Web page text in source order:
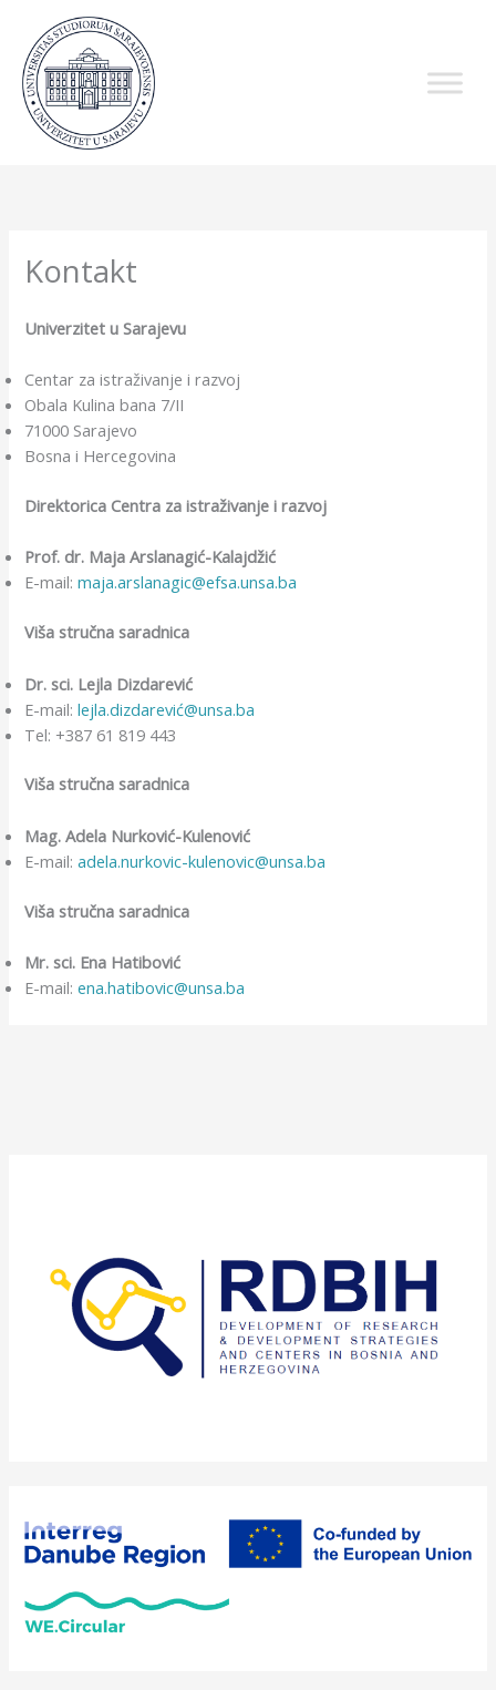
content
Kontakt
Univerzitet u Sarajevu
Centar za istraživanje i razvoj
Obala Kulina bana 7/II
71000 Sarajevo
Bosna i Hercegovina
Direktorica Centra za istraživanje i razvoj
Prof. dr. Maja Arslanagić-Kalajdžić
E-mail:maja.arslanagic@efsa.unsa.ba
Viša stručna saradnica
Dr. sci. Lejla Dizdarević
E-mail:lejla.dizdarević@unsa.ba
Tel: +387 61 819 443
Viša stručna saradnica
Mag. Adela Nurković-Kulenović
E-mail:adela.nurkovic-kulenovic@unsa.ba
Viša stručna saradnica
Mr. sci. Ena Hatibović
E-mail:ena.hatibovic@unsa.ba